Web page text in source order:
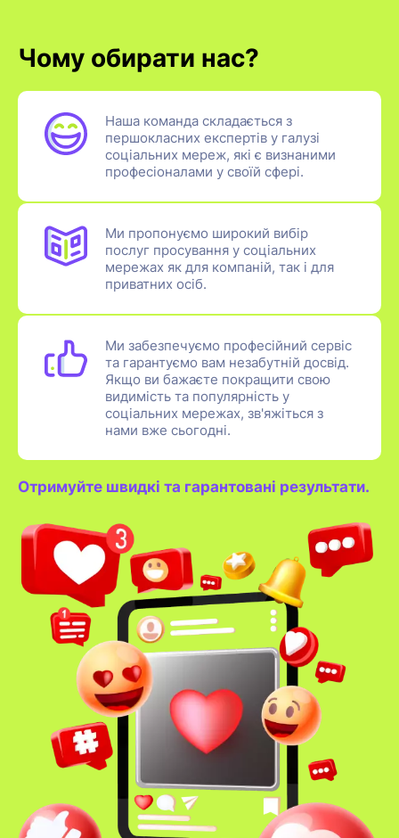
Чому обирати нас?
Наша команда складається з
першокласних експертів у галузі
соціальних мереж, які є визнаними
професіоналами у своїй сфері.
Ми пропонуємо широкий вибір
послуг просування у соціальних
мережах як для компаній, так і для
приватних осіб.
Ми забезпечуємо професійний сервіс
та гарантуємо вам незабутній досвід.
Якщо ви бажаєте покращити свою
видимість та популярність у
соціальних мережах, зв'яжіться з
нами вже сьогодні.
Отримуйте швидкі та гарантовані результати.